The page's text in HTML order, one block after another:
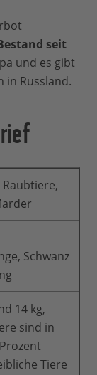
seit
und es gibt
in Russland.
Schwanz
14 kg,
sind in
Tiere